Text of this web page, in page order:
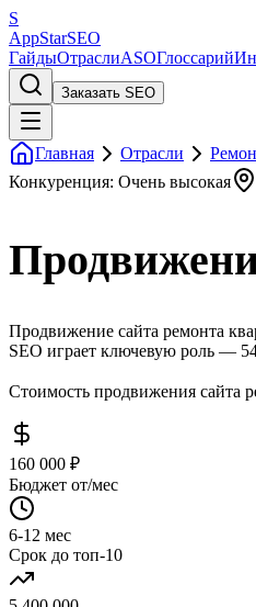
S
AppStarSEO
ГайдыОтраслиASOГлоссарий
Заказать SEO
Главная Отрасли
Конкуренция: Очень высокая
Продвижение сайта ремонта
SEO играет ключевую роль —
Стоимость продвижения сайта
160 000 ₽
Бюджет от/мес
6-12 мес
Срок до топ-10